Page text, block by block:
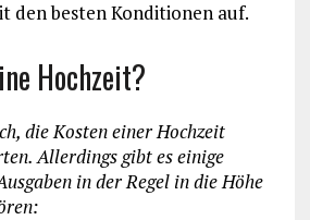
den besten Konditionen auf.
Hochzeit?
die Kosten einer Hochzeit
Allerdings gibt es einige
in der Regel in die Höhe